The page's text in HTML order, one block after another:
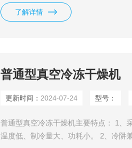
了解详情
普通型真空冷冻干燥机
更新时间： 2024-07-24 型号：
普通型真空冷冻干燥机主要特点： 1、
温度低、制冷量大、功耗小。 2、冷阱